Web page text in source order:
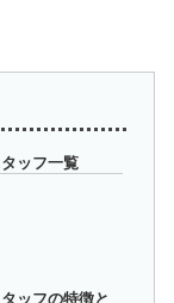
ッフ一覧
ッフの特徴と